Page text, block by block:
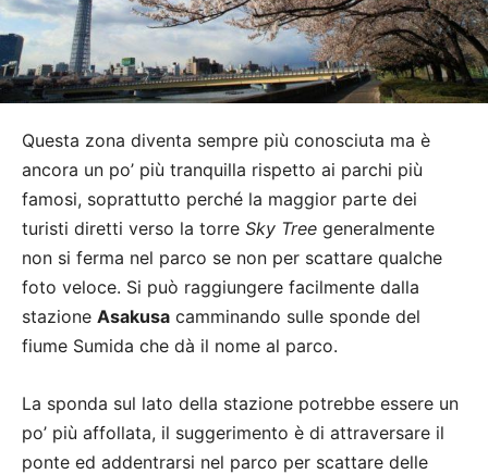
Questa zona diventa sempre più conosciuta ma è
ancora un po’ più tranquilla rispetto ai parchi più
famosi, soprattutto perché la maggior parte dei
turisti diretti verso la torre Sky Tree generalmente
non si ferma nel parco se non per scattare qualche
foto veloce. Si può raggiungere facilmente dalla
stazione Asakusa camminando sulle sponde del
fiume Sumida che dà il nome al parco.
La sponda sul lato della stazione potrebbe essere un
po’ più affollata, il suggerimento è di attraversare il
ponte ed addentrarsi nel parco per scattare delle